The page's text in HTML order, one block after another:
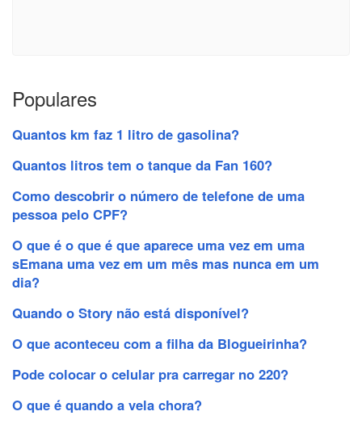
Populares
Quantos km faz 1 litro de gasolina?
Quantos litros tem o tanque da Fan 160?
Como descobrir o número de telefone de uma
pessoa pelo CPF?
O que é o que é que aparece uma vez em uma
sEmana uma vez em um mês mas nunca em um
dia?
Quando o Story não está disponível?
O que aconteceu com a filha da Blogueirinha?
Pode colocar o celular pra carregar no 220?
O que é quando a vela chora?